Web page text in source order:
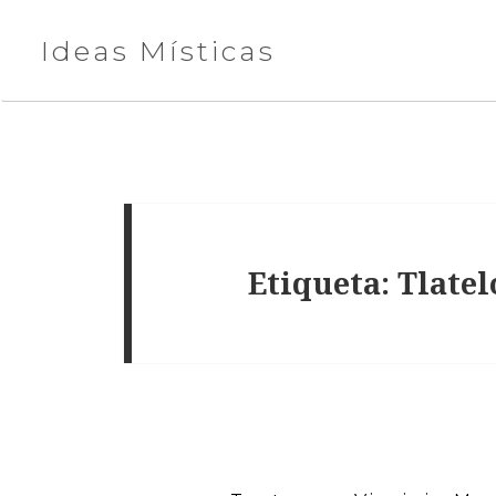
Ideas Místicas
Etiqueta: